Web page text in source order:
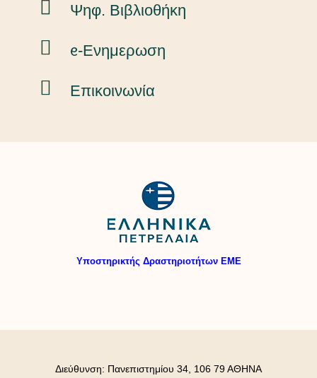
Ψηφ. Βιβλιοθήκη
ᧉ-Ενημερωση
Επικοινωνία
Υποστηρικτής Δραστηριοτήτων ΕΜΕ
Διεύθυνση: Πανεπιστημίου 34, 106 79 ΑΘΗΝΑ